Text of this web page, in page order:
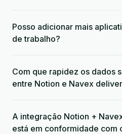
Posso adicionar mais
de trabalho?
Com que rapidez os dados
entre Notion e Navex
A integração Notion +
está em conformidade com